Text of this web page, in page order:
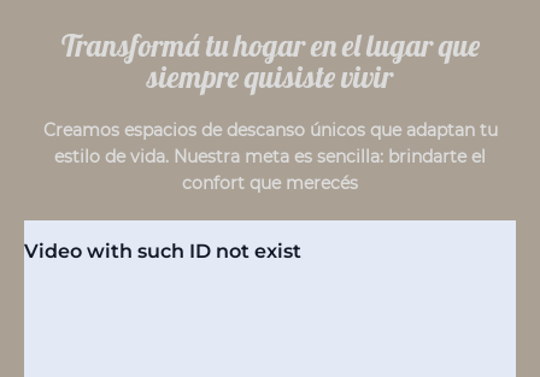
Transformá tu hogar en el lugar que
siempre quisiste vivir
Creamos espacios de descanso únicos que adaptan tu
estilo de vida. Nuestra meta es sencilla: brindarte el
confort que merecés